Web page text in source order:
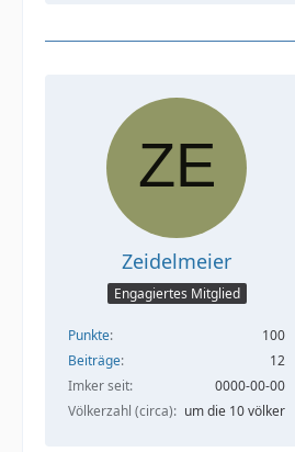
Zeidelmeier
Engagiertes Mitglied
Punkte
100
Beiträge
12
Imker seit
0000-00-00
Völkerzahl (circa)
um die 10 völker